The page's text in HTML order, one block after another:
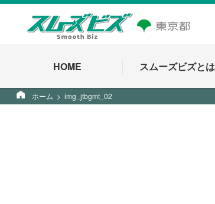
HOME スムーズビズとは
ホーム img_jtbgmt_02